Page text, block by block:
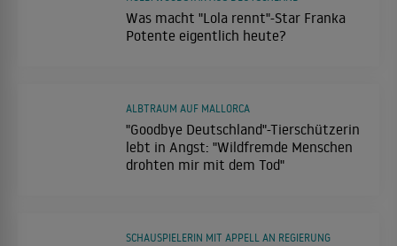
Was macht "Lola rennt"-Star Franka
Potente eigentlich heute?
"Goodbye Deutschland"-Tierschützerin
lebt in Angst: "Wildfremde Menschen
drohten mir mit dem Tod"
ALBTRAUM AUF MALLORCA
SCHAUSPIELERIN MIT APPELL AN REGIERUNG